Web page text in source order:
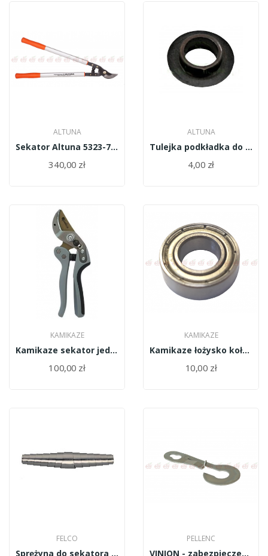
ALTUNA
Sekator Altuna 5323-75 2R
340,00 zł
ALTUNA
Tulejka podkładka do śruby centralnej Altuna...
4,00 zł
KAMIKAZE
Kamikaze sekator jednoręczny SHEAR KM-1M 13803
100,00 zł
KAMIKAZE
Kamikaze łożysko koła zębatego napędu ostrza...
10,00 zł
FELCO
Sprężyna do sekatora Felco 2/11
PELLENC
VINION - zabezpieczenie śruby centralnej...